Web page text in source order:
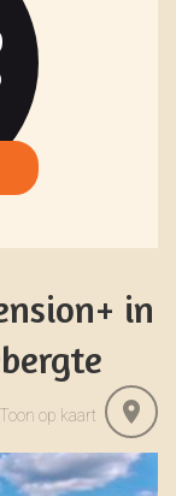
in
Toon op kaart